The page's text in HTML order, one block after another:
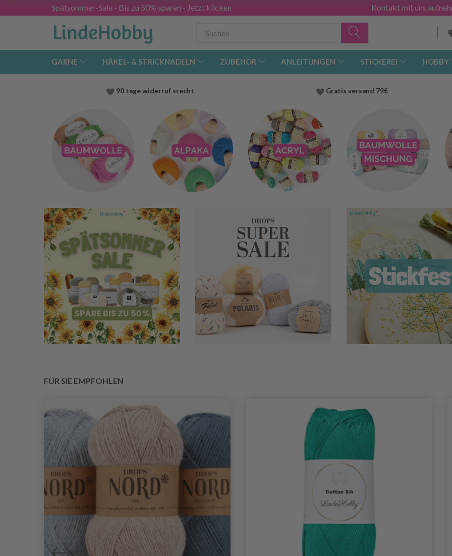
Spätsommer-Sale - Bis zu 50% sparen - Jetzt klicken Kontakt mit uns
GARNE HÄKEL- & STRICKNADELN ZUBEHÖR ANLEITUNGEN STICKEREI HOBBY
90 tage widerruf srecht Gratis versand 79€
FÜR SIE EMPFOHLEN